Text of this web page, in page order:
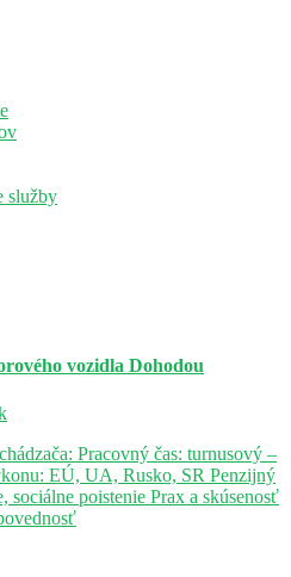
služby
vozidla Dohodou
Pracovný čas: turnusový –
EÚ, UA, Rusko, SR Penzijný
sociálne poistenie Prax a skúsenosť